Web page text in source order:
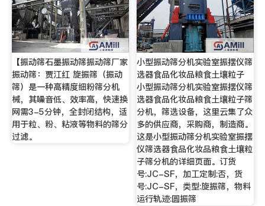
【振动筛石墨振动筛振动筛厂家
振动筛：贾江红 旋振筛（振动
筛）是一种高精度细粉筛分机
械，其噪音低、效率高，快速换
网需3-5分钟，全封闭结构，适
用于粒、粉、粘液等物料的筛分
过滤。
小型振动筛分机实验室振摆仪筛
选器食品化妆品粮食土壤粒子
小型振动筛分机实验室振摆仪筛
选器食品化妆品粮食土壤粒子筛
分机，筛选设备，这里云集了众
多的供应商，采购商，制造商。
这是小型振动筛分机实验室振摆
仪筛选器食品化妆品粮食土壤粒
子筛分机的详细页面。订货
号:JC-SF，加工定制:否，货
号:JC-SF，类型:旋振筛，物料
运行轨迹:圆振筛